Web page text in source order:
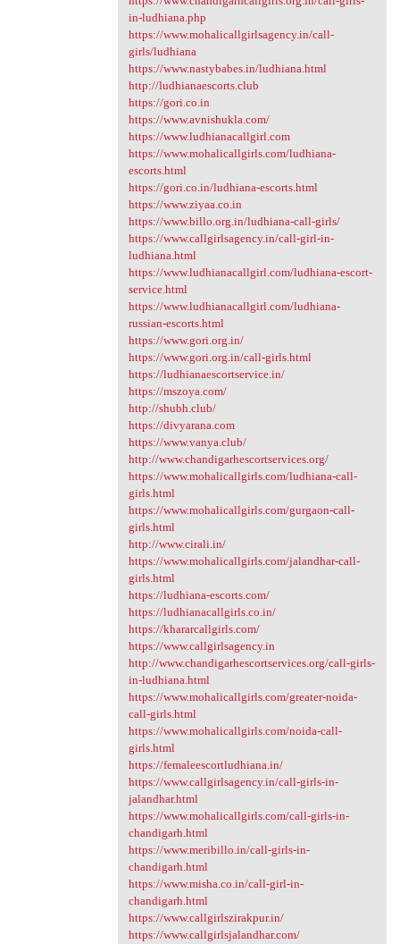
in-ludhiana.php
https://www.mohalicallgirlsagency.in/call-
girls/ludhiana
https://www.nastybabes.in/ludhiana.html
http://ludhianaescorts.club
https://gori.co.in
https://www.avnishukla.com/
https://www.ludhianacallgirl.com
https://www.mohalicallgirls.com/ludhiana-
escorts.html
https://gori.co.in/ludhiana-escorts.html
https://www.ziyaa.co.in
https://www.billo.org.in/ludhiana-call-girls/
https://www.callgirlsagency.in/call-girl-in-
ludhiana.html
https://www.ludhianacallgirl.com/ludhiana-escort-
service.html
https://www.ludhianacallgirl.com/ludhiana-
russian-escorts.html
https://www.gori.org.in/
https://www.gori.org.in/call-girls.html
https://ludhianaescortservice.in/
https://mszoya.com/
http://shubh.club/
https://divyarana.com
https://www.vanya.club/
http://www.chandigarhescortservices.org/
https://www.mohalicallgirls.com/ludhiana-call-
girls.html
https://www.mohalicallgirls.com/gurgaon-call-
girls.html
http://www.cirali.in/
https://www.mohalicallgirls.com/jalandhar-call-
girls.html
https://ludhiana-escorts.com/
https://ludhianacallgirls.co.in/
https://khararcallgirls.com/
https://www.callgirlsagency.in
http://www.chandigarhescortservices.org/call-girls-
in-ludhiana.html
https://www.mohalicallgirls.com/greater-noida-
call-girls.html
https://www.mohalicallgirls.com/noida-call-
girls.html
https://femaleescortludhiana.in/
https://www.callgirlsagency.in/call-girls-in-
jalandhar.html
https://www.mohalicallgirls.com/call-girls-in-
chandigarh.html
https://www.meribillo.in/call-girls-in-
chandigarh.html
https://www.misha.co.in/call-girl-in-
chandigarh.html
https://www.callgirlszirakpur.in/
https://www.callgirlsjalandhar.com/